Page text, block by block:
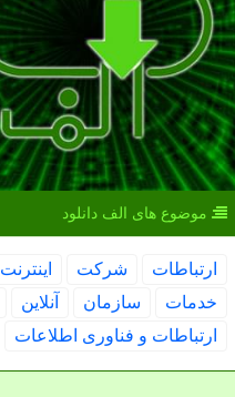
موضوع های الف دانلود
ارتباطات شركت
اینترنت
خدمات
سازمان آنلاین
ارتباطات و فناوری اطلاعات